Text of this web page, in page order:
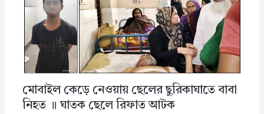
মোবাইল কেড়ে নেওয়ায় ছেলের ছুরিকাঘাতে বাবা
নিহত ॥ ঘাতক ছেলে রিফাত আটক